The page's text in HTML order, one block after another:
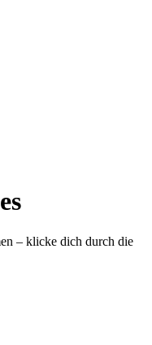
– klicke dich durch die